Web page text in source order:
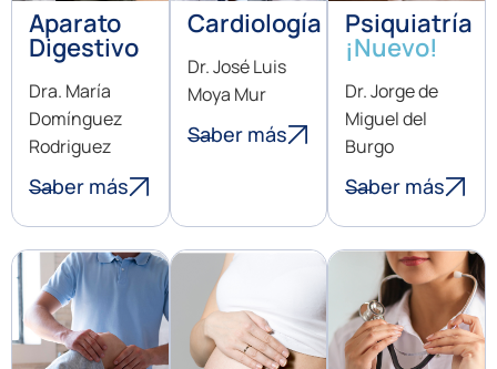
Aparato
Digestivo
Dra. María
Domínguez
Rodriguez
Saber más
Cardiología
Dr. José Luis
Moya Mur
Saber más
Psiquiatría
¡Nuevo!
Dr. Jorge de
Miguel del
Burgo
Saber más